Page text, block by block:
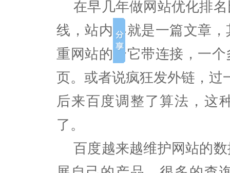
在早几年做网站优化排名
线，站内容就是一篇文章
重网站的给它带连接，一
页。或者说疯狂发外链，过
后来百度调整了算法，这
了。
百度越来越维护网站的数